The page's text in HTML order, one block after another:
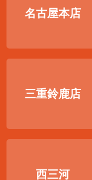
名古屋本店
三重鈴鹿店
西三河